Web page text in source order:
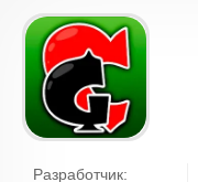
Разработчик: